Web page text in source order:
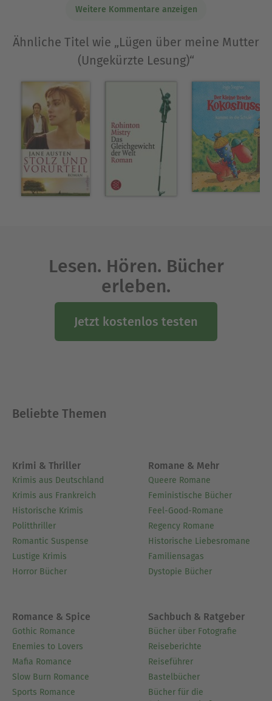
Deutschen Literaturfonds sowie dem Robert-
»Lügen über meine Mutter« (2022) stand auf der
Shortlist des Deutschen Buchpreises und ist bald
im Kino zu sehen.
Weitere Kommentare anzeigen
Ähnliche Titel wie „Lügen über meine Mutter
(Ungekürzte Lesung)“
Lesen. Hören. Bücher
erleben.
Jetzt kostenlos testen
Beliebte Themen
Krimi & Thriller
Krimis aus Deutschland
Krimis aus Frankreich
Historische Krimis
Politthriller
Romantic Suspense
Lustige Krimis
Horror Bücher
Romane & Mehr
Queere Romane
Feministische Bücher
Feel-Good-Romane
Regency Romane
Historische Liebesromane
Familiensagas
Dystopie Bücher
Romance & Spice
Gothic Romance
Enemies to Lovers
Mafia Romance
Slow Burn Romance
Sports Romance
Sachbuch & Ratgeber
Bücher über Fotografie
Reiseberichte
Reiseführer
Bastelbücher
Bücher für die